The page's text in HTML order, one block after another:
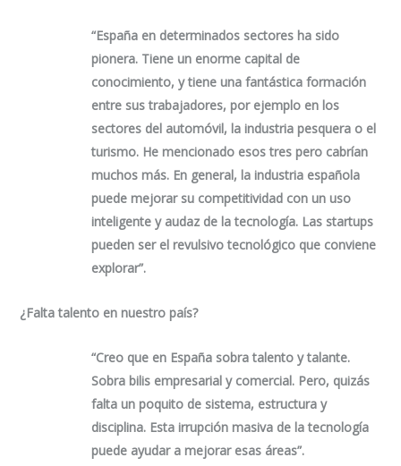
“España en determinados sectores ha sido
pionera. Tiene un enorme capital de
conocimiento, y tiene una fantástica formación
entre sus trabajadores, por ejemplo en los
sectores del automóvil, la industria pesquera o el
turismo. He mencionado esos tres pero cabrían
muchos más. En general, la industria española
puede mejorar su competitividad con un uso
inteligente y audaz de la tecnología. Las startups
pueden ser el revulsivo tecnológico que conviene
explorar”.
¿Falta talento en nuestro país?
“Creo que en España sobra talento y talante.
Sobra bilis empresarial y comercial. Pero, quizás
falta un poquito de sistema, estructura y
disciplina. Esta irrupción masiva de la tecnología
puede ayudar a mejorar esas áreas”.